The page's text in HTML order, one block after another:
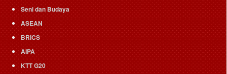
Seni dan Budaya
ASEAN
BRICS
AIPA
KTT G20